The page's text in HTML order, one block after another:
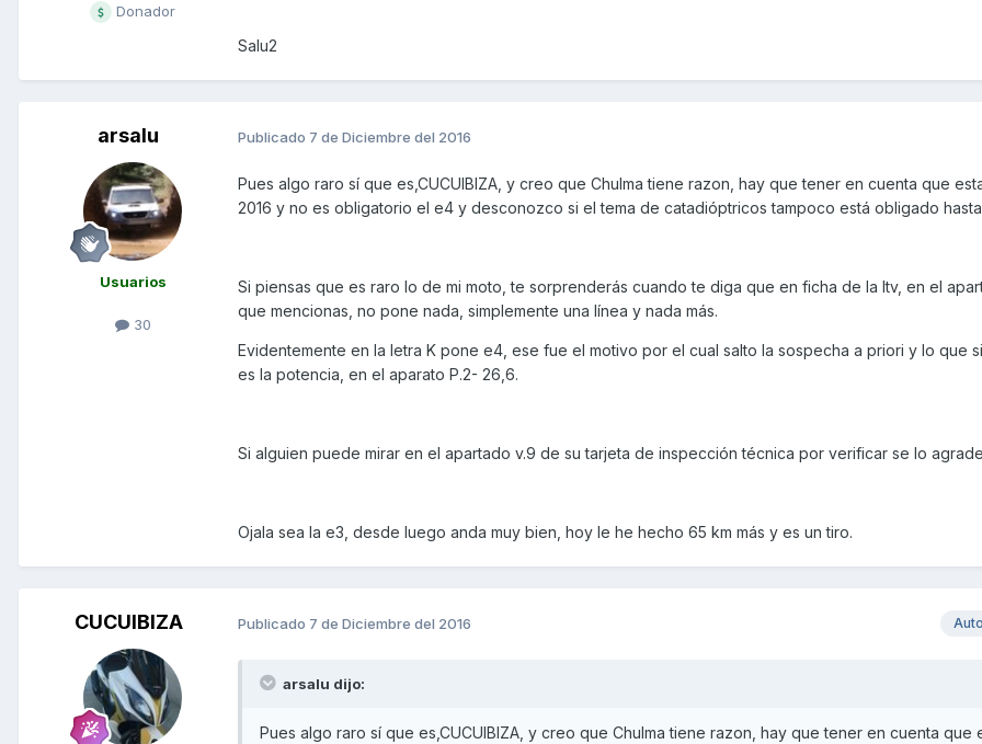
Donador
Salu2
arsalu
Usuarios
30
Publicado 7 de Diciembre del 2016
Pues algo raro sí que es,CUCUIBIZA, y creo que Chulma tiene razon, hay que tener en cuenta que
2016 y no es obligatorio el e4 y desconozco si el tema de catadióptricos tampoco está obligado hasta
Si piensas que es raro lo de mi moto, te sorprenderás cuando te diga que en ficha de la Itv, en el
que mencionas, no pone nada, simplemente una línea y nada más.
Evidentemente en la letra K pone e4, ese fue el motivo por el cual salto la sospecha a priori y lo que
es la potencia, en el aparato P.2- 26,6.
Si alguien puede mirar en el apartado v.9 de su tarjeta de inspección técnica por verificar se lo
Ojala sea la e3, desde luego anda muy bien, hoy le he hecho 65 km más y es un tiro.
CUCUIBIZA Publicado 7 de Diciembre del 2016
arsalu dijo:
Pues algo raro sí que es,CUCUIBIZA, y creo que Chulma tiene razon, hay que tener en cuenta que